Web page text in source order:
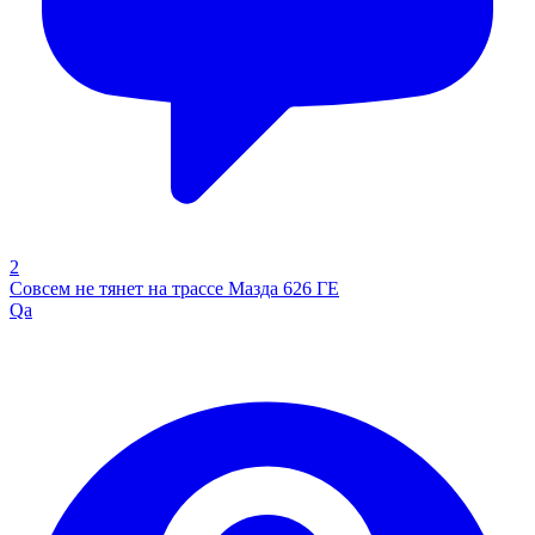
2
Совсем не тянет на трассе Мазда 626 ГЕ
Qa